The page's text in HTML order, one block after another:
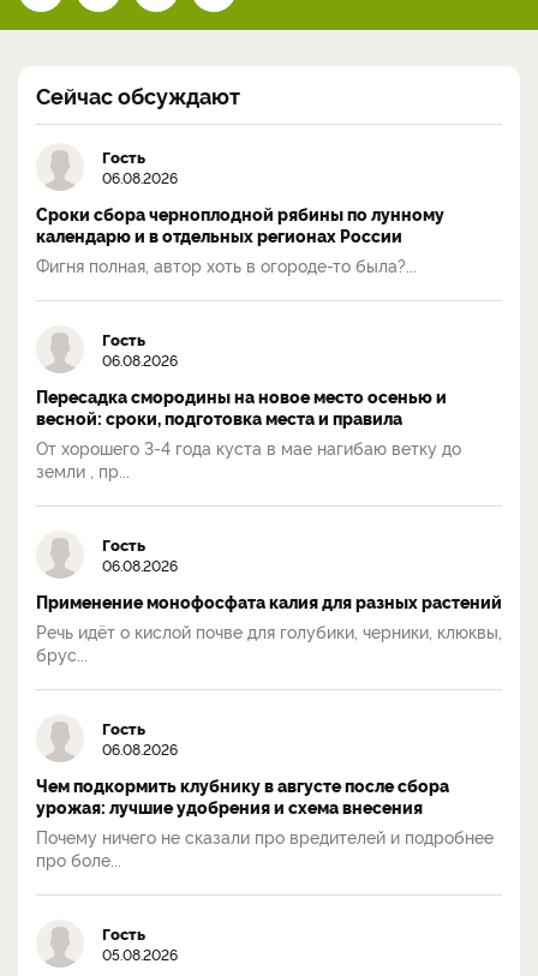
Сейчас обсуждают
Гость
06.08.2026
Сроки сбора черноплодной рябины по лунному
календарю и в отдельных регионах России
Фигня полная, автор хоть в огороде-то была?...
Гость
06.08.2026
Пересадка смородины на новое место осенью и
весной: сроки, подготовка места и правила
От хорошего 3-4 года куста в мае нагибаю ветку до
земли , пр...
Гость
06.08.2026
Применение монофосфата калия для разных растений
Речь идёт о кислой почве для голубики, черники, клюквы,
брус...
Гость
06.08.2026
Чем подкормить клубнику в августе после сбора
урожая: лучшие удобрения и схема внесения
Почему ничего не сказали про вредителей и подробнее
про боле...
Гость
05.08.2026